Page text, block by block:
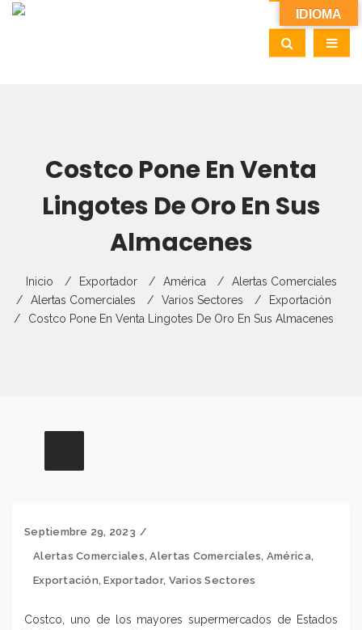
Costco Pone En Venta
Lingotes De Oro En Sus
Almacenes
Inicio Exportador América
Alertas Comerciales
Alertas Comerciales
Varios Sectores
Exportación
Costco Pone En Venta Lingotes De Oro En Sus Almacenes
Septiembre 29, 2023
Alertas Comerciales,Alertas Comerciales, América,
Exportación,Exportador, Varios Sectores
Costco, uno de los mayores supermercados de Estados
IDIOMA